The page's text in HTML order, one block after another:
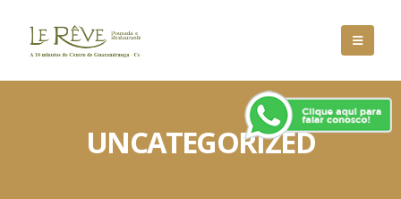
UNCATEGORIZED